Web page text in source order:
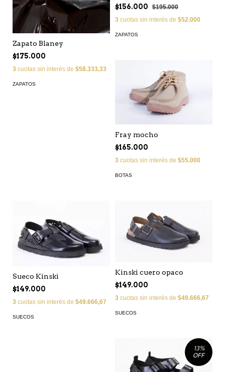
Zapato Blaney
$175.000
3 cuotas sin interés de $58.333,33
ZAPATOS
$156.000
$195.000
3 cuotas sin interés de $52.000
ZAPATOS
Fray mocho
$165.000
3 cuotas sin interés de $55.000
BOTAS
Sueco Kinski
$149.000
3 cuotas sin interés de $49.666,67
SUECOS
Kinski cuero opaco
$149.000
3 cuotas sin interés de $49.666,67
SUECOS
13%
OFF